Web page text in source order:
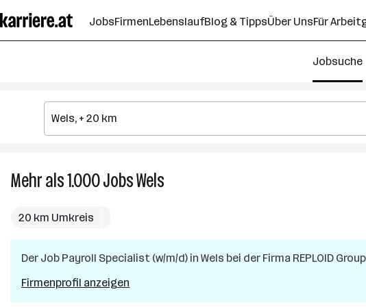
Seiteninhalt
springen
JobsFirmenLebenslaufBlog & TippsÜber UnsFür
Jobsuche
Mehr als 1.000JobsWels
in
Wels
20 km Umkreis
Der Job Payroll Specialist (w/m/d) in Wels bei der Firma REPLOID
Firmenprofil anzeigen